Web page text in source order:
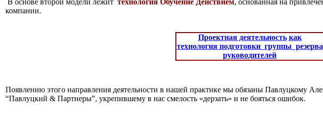
В основе второй модели лежит технология Обучение Действием, основанная на
компании.
Проектная деятельность как
технология подготовки группы резерва
руководителей
Появлению этого направления деятельности в нашей практике мы обязаны Павлуцкому
“Павлуцкий & Партнеры”, укрепившему в нас смелость «дерзать» и не бояться ошибок.